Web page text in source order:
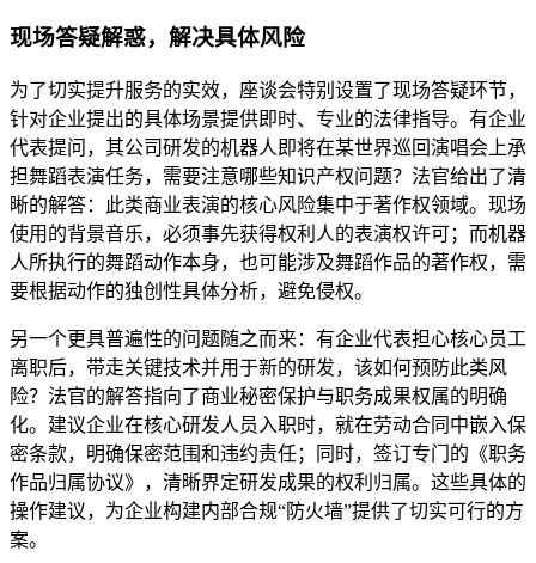
现场答疑解惑，解决具体风险
为了切实提升服务的实效，座谈会特别设置了现场答疑环节，
针对企业提出的具体场景提供即时、专业的法律指导。有企业
代表提问，其公司研发的机器人即将在某世界巡回演唱会上承
担舞蹈表演任务，需要注意哪些知识产权问题？法官给出了清
晰的解答：此类商业表演的核心风险集中于著作权领域。现场
使用的背景音乐，必须事先获得权利人的表演权许可；而机器
人所执行的舞蹈动作本身，也可能涉及舞蹈作品的著作权，需
要根据动作的独创性具体分析，避免侵权。
另一个更具普遍性的问题随之而来：有企业代表担心核心员工
离职后，带走关键技术并用于新的研发，该如何预防此类风
险？法官的解答指向了商业秘密保护与职务成果权属的明确
化。建议企业在核心研发人员入职时，就在劳动合同中嵌入保
密条款，明确保密范围和违约责任；同时，签订专门的《职务
作品归属协议》，清晰界定研发成果的权利归属。这些具体的
操作建议，为企业构建内部合规“防火墙”提供了切实可行的方
案。